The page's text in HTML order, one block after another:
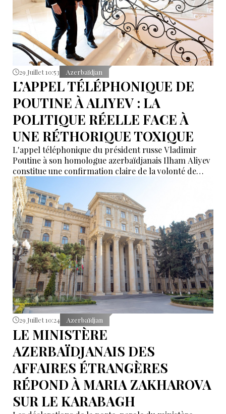
29 Juillet 10:53 Azerbaïdjan
L’APPEL TÉLÉPHONIQUE DE
POUTINE À ALIYEV : LA
POLITIQUE RÉELLE FACE À
UNE RÉTHORIQUE TOXIQUE
L'appel téléphonique du président russe Vladimir
Poutine à son homologue azerbaïdjanais Ilham Aliyev
constitue une confirmation claire de la volonté de
Moscou de développer ses relations bilatérales avec
Bakou.
29 Juillet 10:24 Azerbaïdjan
LE MINISTÈRE
AZERBAÏDJANAIS DES
AFFAIRES ÉTRANGÈRES
RÉPOND À MARIA ZAKHAROVA
SUR LE KARABAGH